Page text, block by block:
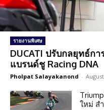
รายงานพิเศษ
DUCATI ปรับกลยุทธ์ก
แบรนด์ชู Racing DNA
Pholpat Salayakanond -
ใหม่ ส